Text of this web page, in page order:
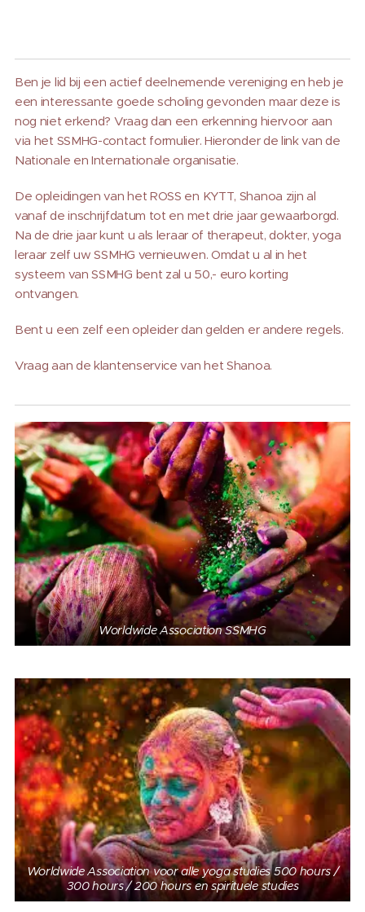
Ben je lid bij een actief deelnemende vereniging en heb je
een interessante goede scholing gevonden maar deze is
nog niet erkend? Vraag dan een erkenning hiervoor aan
via het SSMHG-contact formulier. Hieronder de link van de
Nationale en Internationale organisatie.
De opleidingen van het ROSS en KYTT, Shanoa zijn al
vanaf de inschrijfdatum tot en met drie jaar gewaarborgd.
Na de drie jaar kunt u als leraar of therapeut, dokter, yoga
leraar zelf uw SSMHG vernieuwen. Omdat u al in het
systeem van SSMHG bent zal u 50,- euro korting
ontvangen.
Bent u een zelf een opleider dan gelden er andere regels.
Vraag aan de klantenservice van het Shanoa.
Worldwide Association SSMHG
Worldwide Association voor alle yoga studies 500 hours /
300 hours / 200 hours en spirituele studies